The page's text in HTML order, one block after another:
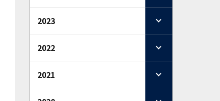
2023
2022
2021